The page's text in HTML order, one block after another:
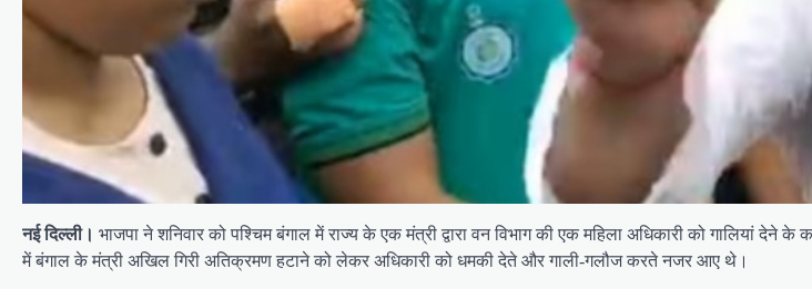
नई दिल्ली। भाजपा ने शनिवार को पश्चिम बंगाल में राज्य के एक मंत्री द्वारा वन विभाग की एक महिला अधिकारी को गालियां
में बंगाल के मंत्री अखिल गिरी अतिक्रमण हटाने को लेकर अधिकारी को धमकी देते और गाली-गलौज करते नजर आए थे।